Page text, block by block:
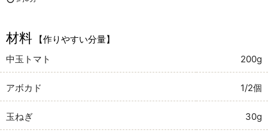
材料
【作りやすい分量】
中玉トマト
200g
アボカド 1/2個
玉ねぎ 30g